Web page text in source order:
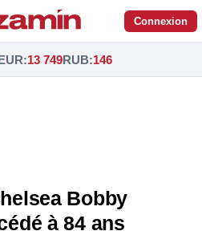
Connexion
:13 749RUB:146
Bobby
à 84 ans